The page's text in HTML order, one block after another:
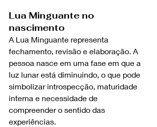
Lua Minguante no
nascimento
A Lua Minguante representa
fechamento, revisão e elaboração. A
pessoa nasce em uma fase em que a
luz lunar está diminuindo, o que pode
simbolizar introspecção, maturidade
interna e necessidade de
compreender o sentido das
experiências.